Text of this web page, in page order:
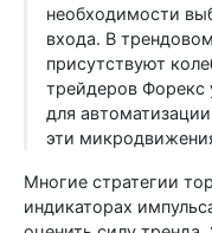
необходимости
входа. В
присутствуют
трейдеров Форекс
для
эти
Многие стратегии
индикаторах